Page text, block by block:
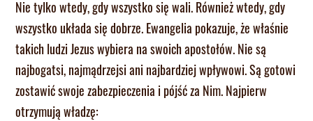
Nie tylko wtedy, gdy wszystko się wali. Również wtedy, gdy
wszystko układa się dobrze. Ewangelia pokazuje, że właśnie
takich ludzi Jezus wybiera na swoich apostołów. Nie są
najbogatsi, najmądrzejsi ani najbardziej wpływowi. Są gotowi
zostawić swoje zabezpieczenia i pójść za Nim. Najpierw
otrzymują władzę: